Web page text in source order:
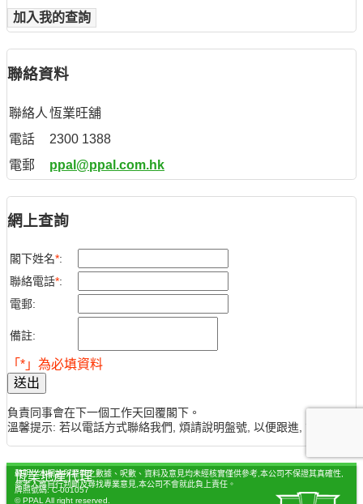
加入我的查詢
聯絡資料
聯絡人 恆業旺舖
電話
2300 1388
電郵
ppal@ppal.com.hk
網上查詢
閣下姓名*:
聯絡電話*:
電郵:
備註:
「*」為必填資料
送出
負責同事會在下一個工作天回覆閣下。
溫馨提示: 若以電話方式聯絡我們, 煩請說明盤號, 以便跟進, 謝謝。
聲明：本網站所提供之數據、呎數、資料及意見均未經核實僅供參考,本公司不保證其真確性,
參考人應自行判斷及尋找專業意見,本公司不會就此負上責任。
恆業地產代理
牌照號碼: C-001057
© PPAL All right reserved.